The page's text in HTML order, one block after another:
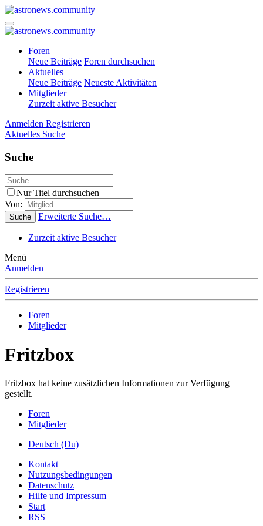
Foren
Neue Beiträge Foren durchsuchen
Aktuelles
Neue Beiträge Neueste Aktivitäten
Mitglieder
Zurzeit aktive Besucher
Anmelden Registrieren
Aktuelles Suche
Suche
Nur Titel durchsuchen
Von:
Suche Erweiterte Suche…
Zurzeit aktive Besucher
Menü
Anmelden
Registrieren
Foren
Mitglieder
Fritzbox
Fritzbox hat keine zusätzlichen Informationen zur Verfügung
gestellt.
Foren
Mitglieder
Deutsch (Du)
Kontakt
Nutzungsbedingungen
Datenschutz
Hilfe und Impressum
Start
RSS